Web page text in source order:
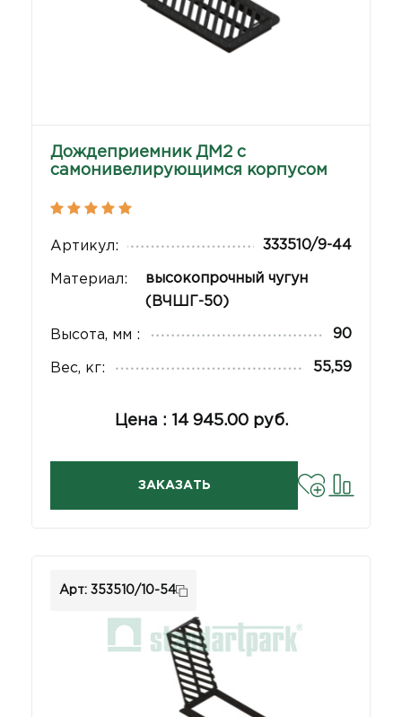
Дождеприемник ДМ2 с
самонивелирующимся корпусом
Артикул: 333510/9-44
Материал:
высокопрочный чугун
(ВЧШГ-50)
Высота, мм : 90
Вес, кг: 55,59
Цена : 14 945.00 руб.
ЗАКАЗАТЬ
Арт: 353510/10-54